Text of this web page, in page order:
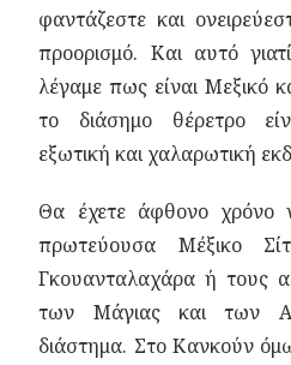
φαντάζεστε και
προορισμό. Και αυτό
λέγαμε πως είναι Μεξικό
το διάσημο θέρετρο
εξωτική και χαλαρωτική
Θα έχετε άφθονο χρόνο
πρωτεύουσα Μέξικο
Γκουανταλαχάρα ή τους
των Μάγιας και των
διάστημα. Στο Κανκούν